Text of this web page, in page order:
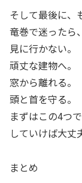
そして最後に、
竜巻で迷ったら、
見に行かない。
頑丈な建物へ。
窓から離れる。
頭と首を守る。
まずはこの4つ
していけば大丈
まとめ